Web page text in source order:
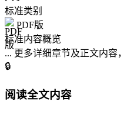
标准类别
PDF版
标准内容概览
... 更多详细章节及正文内容
🔒
阅读全文内容